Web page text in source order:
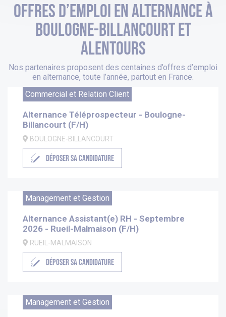
Offres d’emploi en alternance à
boulogne-billancourt et
alentours
Nos partenaires proposent des centaines d’offres d’emploi
en alternance, toute l’année, partout en France.
Commercial et Relation Client
Alternance Téléprospecteur - Boulogne-
Billancourt (F/H)
BOULOGNE-BILLANCOURT
DÉPOSER SA CANDIDATURE
Management et Gestion
Alternance Assistant(e) RH - Septembre
2026 - Rueil-Malmaison (F/H)
RUEIL-MALMAISON
DÉPOSER SA CANDIDATURE
Management et Gestion